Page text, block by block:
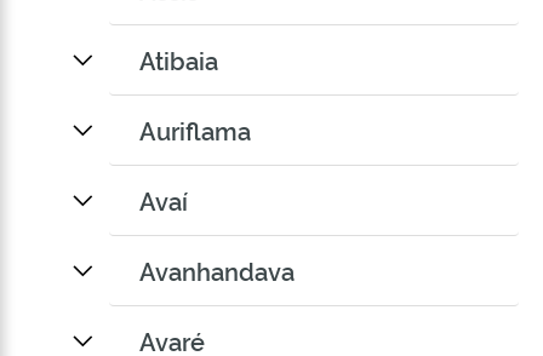
Atibaia
Auriflama
Avaí
Avanhandava
Avaré